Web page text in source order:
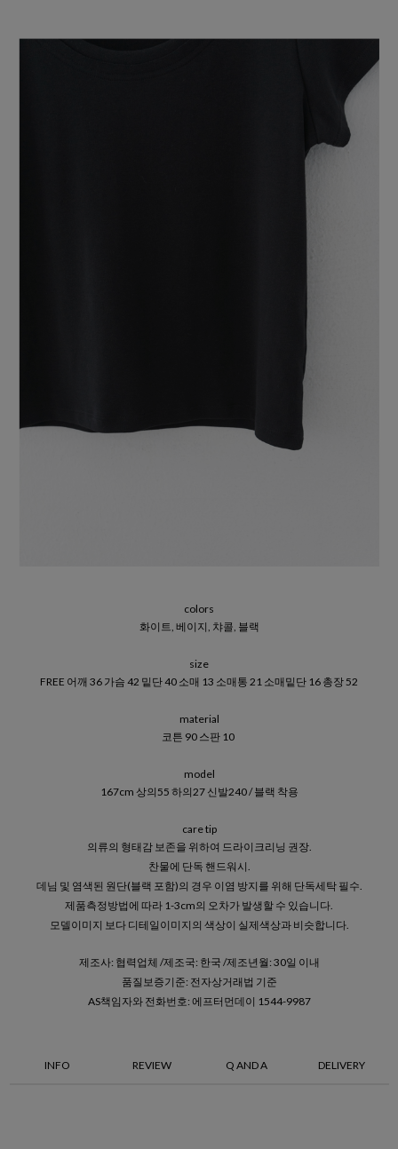
colors
화이트, 베이지, 챠콜, 블랙
size
FREE 어깨 36 가슴 42 밑단 40 소매 13 소매통 21 소매밑단 16 총장 52
material
코튼 90 스판 10
model
167cm 상의55 하의27 신발240 / 블랙 착용
care tip
의류의 형태감 보존을 위하여 드라이크리닝 권장.
찬물에 단독 핸드워시.
데님 및 염색된 원단(블랙 포함)의 경우 이염 방지를 위해 단독세탁 필수.
제품측정방법에 따라 1-3cm의 오차가 발생할 수 있습니다.
모델이미지 보다 디테일이미지의 색상이 실제색상과 비슷합니다.
제조사: 협력업체 /제조국: 한국 /제조년월: 30일 이내
품질보증기준: 전자상거래법 기준
AS책임자와 전화번호: 에프터먼데이 1544-9987
INFO REVIEW Q AND A DELIVERY